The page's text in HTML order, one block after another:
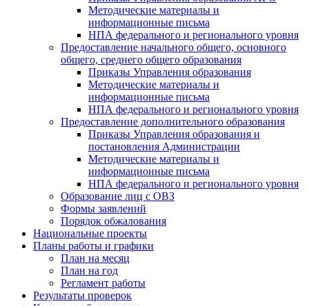
Методические материалы и
информационные письма
НПА федерального и регионального уровня
Предоставление начального общего, основного
общего, среднего общего образования
Приказы Управления образования
Методические материалы и
информационные письма
НПА федерального и регионального уровня
Предоставление дополнительного образования
Приказы Управления образования и
постановления Администрации
Методические материалы и
информационные письма
НПА федерального и регионального уровня
Образование лиц с ОВЗ
Формы заявлений
Порядок обжалования
Национальные проекты
Планы работы и графики
План на месяц
План на год
Регламент работы
Результаты проверок